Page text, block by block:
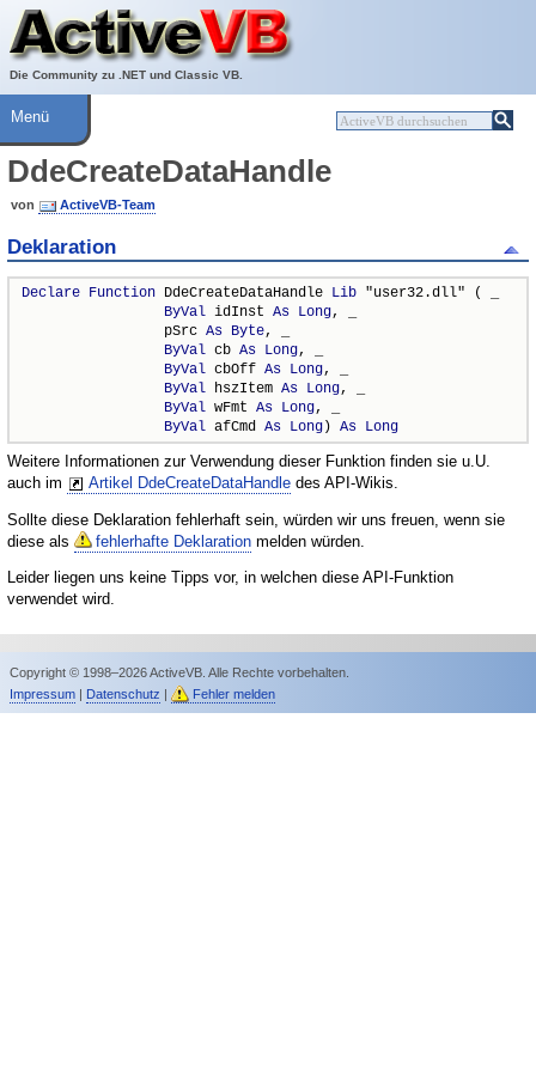
Die Community zu .NET und Classic VB.
Über ActiveVB
Hilfe
Menü
DdeCreateDataHandle
von ActiveVB-Team
Deklaration
Declare Function DdeCreateDataHandle Lib "user32.dll" ( _
ByVal idInst As Long, _
                 pSrc
As Byte, _
ByVal cb As Long, _
ByVal cbOff As Long, _
ByVal hszItem As Long, _
ByVal wFmt As Long, _
ByVal afCmd As Long) As Long
Weitere Informationen zur Verwendung dieser Funktion finden sie u.U.
auch im
Artikel DdeCreateDataHandle des API-Wikis.
Sollte diese Deklaration fehlerhaft sein, würden wir uns freuen, wenn sie
diese als
fehlerhafte Deklaration melden würden.
Leider liegen uns keine Tipps vor, in welchen diese API-Funktion
verwendet wird.
Copyright © 1998–2026 ActiveVB. Alle Rechte vorbehalten.
Impressum| Datenschutz | Fehler melden